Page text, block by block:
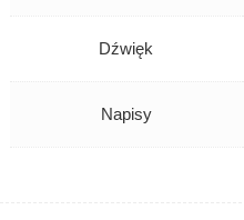
Dźwięk
Napisy